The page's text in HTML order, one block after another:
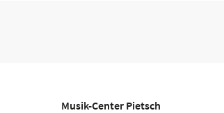
Musik-Center Pietsch